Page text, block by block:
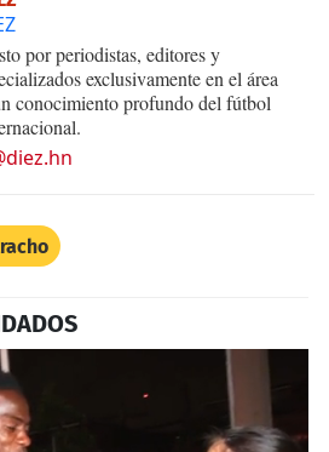
por periodistas, editores y
exclusivamente en el área
conocimiento profundo del fútbol